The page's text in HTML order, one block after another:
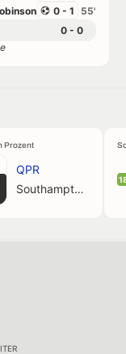
55'
0 - 1
0 - 0
Prozent
QPR
Southampton